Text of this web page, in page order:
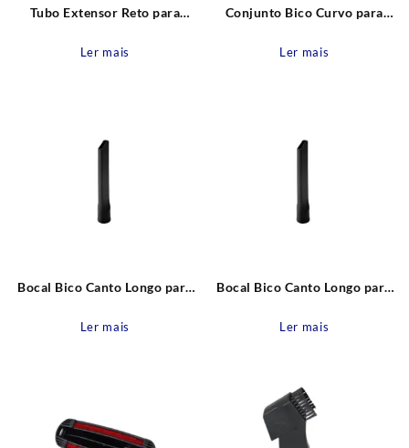
Tubo Extensor Reto para
Electrolux
Ler mais
Conjunto Bico Curvo para
Electrolux
Ler mais
Bocal Bico Canto Longo para
Ler mais
Bocal Bico Canto Longo para
Ler mais